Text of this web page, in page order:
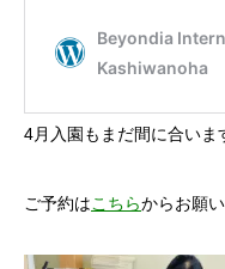
4月入園もまだ間に合いま
ご予約はこちらからお願